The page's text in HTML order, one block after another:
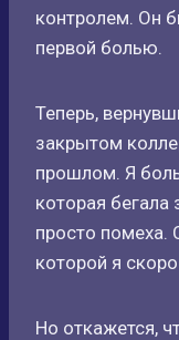
контролем. Он
первой болью.
Теперь,
закрытом
прошлом. Я
которая
просто помеха.
которой я
Но откажется,